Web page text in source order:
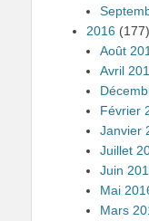
2016 (177)
Août
Avril
Février
Janvier
Juillet
Juin
Mai
Mars